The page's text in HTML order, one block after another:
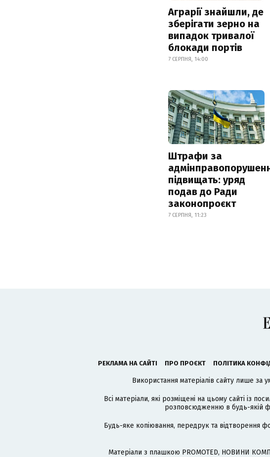
Аграрії знайшли, де
зберігати зерно на
випадок тривалої
блокади портів
7 СЕРПНЯ, 14:00
Штрафи за
підвищать: уряд
подав до Ради
законопроєкт
7 СЕРПНЯ, 11:23
РЕКЛАМА НА САЙТІ ПРО ПРОЄКТ ПОЛІТИКА
Використання матеріалів сайту лише за
Всі матеріали, які розміщені на цьому сайті із
розповсюдженню в будь-якій
Будь-яке копіювання, передрук та відтворення
Матеріали з плашкою PROMOTED, НОВИНИ